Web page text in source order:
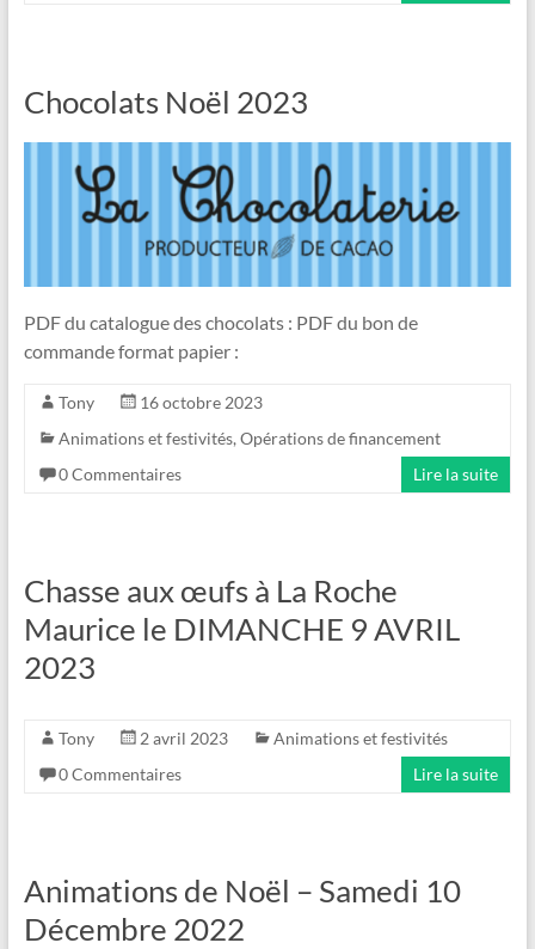
Chocolats Noël 2023
PDF du catalogue des chocolats : PDF du bon de
commande format papier :
Tony
16 octobre 2023
Animations et festivités, Opérations de financement
0 Commentaires
Lire la suite
Chasse aux œufs à La Roche
Maurice le DIMANCHE 9 AVRIL
2023
Tony 2 avril 2023
Animations et festivités
0 Commentaires
Lire la suite
Animations de Noël – Samedi 10
Décembre 2022